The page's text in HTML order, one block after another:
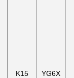
YG6X
K15